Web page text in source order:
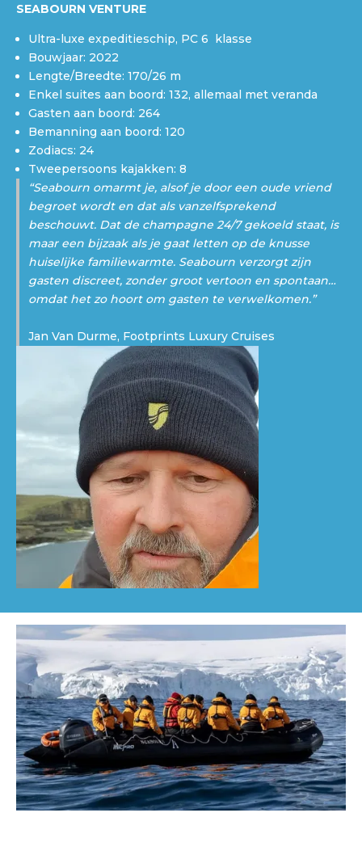
SEABOURN VENTURE
Ultra-luxe expeditieschip, PC 6 klasse
Bouwjaar: 2022
Lengte/Breedte: 170/26 m
Enkel suites aan boord: 132, allemaal met veranda
Gasten aan boord: 264
Bemanning aan boord: 120
Zodiacs: 24
Tweepersoons kajakken: 8
“Seabourn omarmt je, alsof je door een oude vriend
begroet wordt en dat als vanzelfsprekend
beschouwt. Dat de champagne 24/7 gekoeld staat, is
maar een bijzaak als je gaat letten op de knusse
huiselijke familiewarmte. Seabourn verzorgt zijn
gasten discreet, zonder groot vertoon en spontaan…
omdat het zo hoort om gasten te verwelkomen.”
Jan Van Durme, Footprints Luxury Cruises